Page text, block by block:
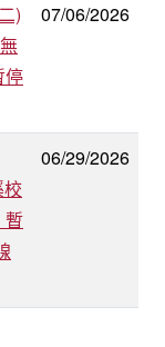
)
停
07/06/2026
校
暫
06/29/2026